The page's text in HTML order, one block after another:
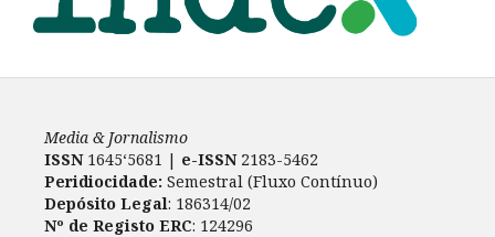
Media & Jornalismo
ISSN 1645‘5681 | e-ISSN2183-5462
Peridiocidade: Semestral (Fluxo Contínuo)
Depósito Legal: 186314/02
Nº de Registo ERC: 124296